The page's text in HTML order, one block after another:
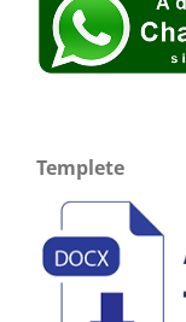
Templete